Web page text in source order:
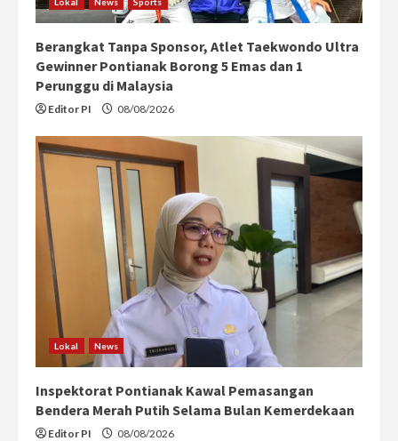
Berangkat Tanpa Sponsor, Atlet Taekwondo Ultra
Gewinner Pontianak Borong 5 Emas dan 1
Perunggu di Malaysia
Editor PI 08/08/2026
Lokal News
Inspektorat Pontianak Kawal Pemasangan
Bendera Merah Putih Selama Bulan Kemerdekaan
Editor PI 08/08/2026